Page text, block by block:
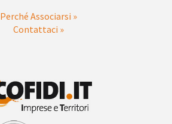
Perché Associarsi »
Contattaci »